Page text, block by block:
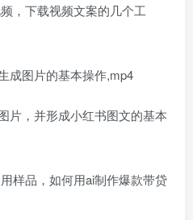
，下载视频文案的几个工
成图片的基本操作,mp4
片，并形成小红书图文的基本
样品，如何用ai制作爆款带贷